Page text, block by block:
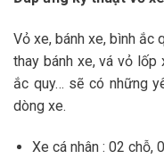
Vỏ xe, bánh xe, bình ắc
thay bánh xe, vá vỏ lốp
ắc quy… sẽ có những
dòng xe.
Xe cá nhân : 02 chỗ,